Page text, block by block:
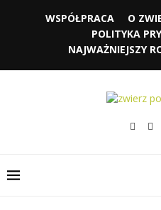
WSPÓŁPRACA O
POLITYKA
NAJWAŻNIEJSZY